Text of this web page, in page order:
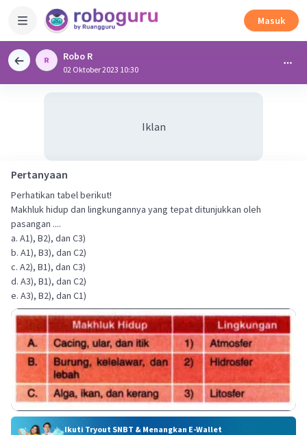
Masuk
Robo R
02 Oktober 2023 10:30
Iklan
Pertanyaan
Perhatikan tabel berikut!
Makhluk hidup dan lingkungannya yang tepat ditunjukkan oleh
pasangan ....
a. A1), B2), dan C3)
b. A1), B3), dan C2)
c. A2), B1), dan C3)
d. A3), B1), dan C2)
e. A3), B2), dan C1)
Ikuti Tryout SNBT & Menangkan E-Wallet